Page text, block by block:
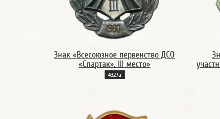
Знак «Всесоюзное первенство ДСО
«Спартак». III место»
4327а